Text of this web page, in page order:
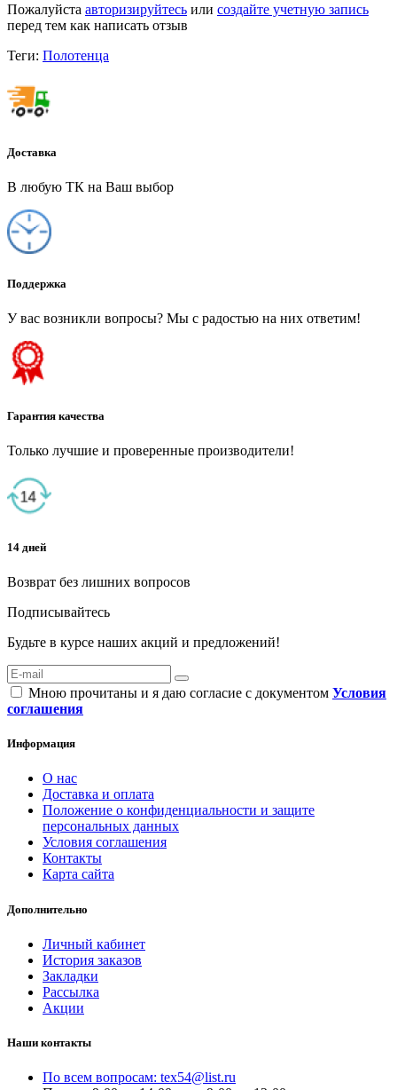
Пожалуйста авторизируйтесь или создайте учетную запись
перед тем как написать отзыв
Теги: Полотенца
Доставка
В любую ТК на Ваш выбор
Поддержка
У вас возникли вопросы? Мы с радостью на них ответим!
Гарантия качества
Только лучшие и проверенные производители!
14 дней
Возврат без лишних вопросов
Подписывайтесь
Будьте в курсе наших акций и предложений!
Мною прочитаны и я даю согласие с документом Условия
соглашения
Информация
О нас
Доставка и оплата
Положение о конфиденциальности и защите
персональных данных
Условия соглашения
Контакты
Карта сайта
Дополнительно
Личный кабинет
История заказов
Закладки
Рассылка
Акции
Наши контакты
По всем вопросам: tex54@list.ru